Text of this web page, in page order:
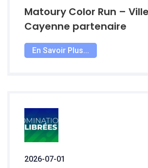
Matoury Color Run –
Cayenne partenaire
En Savoir Plus...
2026-07-01